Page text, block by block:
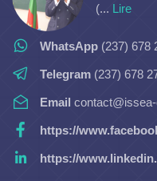
(... Lire
WhatsApp (237) 678
Telegram (237) 678
Email
https://
https://